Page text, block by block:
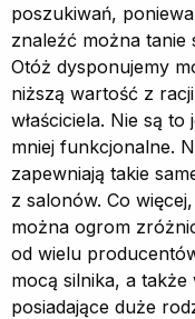
poszukiwań,
znaleźć można tanie
Otóż dysponujemy
niższą wartość z
właściciela. Nie są
mniej funkcjonalne.
zapewniają takie
z salonów. Co
można ogrom
od wielu
mocą silnika, a
posiadające duże